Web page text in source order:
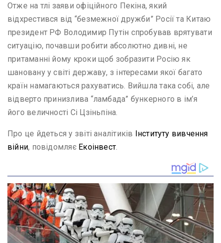
Отже на тлі заяви офіційного Пекіна, який
відхрестився від “безмежної дружби” Росії та Китаю
президент РФ Володимир Путін спробував врятувати
ситуацію, почавши робити абсолютно дивні, не
притаманні йому кроки щоб зобразити Росію як
шановану у світі державу, з інтересами якої багато
країн намагаються рахуватись. Вийшла така собі, але
відверто принизлива “ламбада” бункерного в ім’я
його величності Сі Цзіньпіна.
Про це йдеться у звіті аналітиків Інституту вивчення
війни, повідомляє Екоінвест